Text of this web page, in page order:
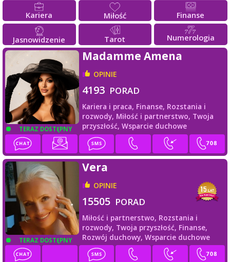
Kariera Miłość Finanse
Jasnowidzenie Tarot Numerologia
TERAZ DOSTĘPNY
Madamme Amena
OPINIE
4193 PORAD
Kariera i praca, Finanse, Rozstania i
rozwody, Miłość i partnerstwo, Twoja
przyszłość, Wsparcie duchowe
TERAZ DOSTĘPNY
Vera
OPINIE
15505 PORAD
Miłość i partnerstwo, Rozstania i
rozwody, Twoja przyszłość, Finanse,
Rozwój duchowy, Wsparcie duchowe